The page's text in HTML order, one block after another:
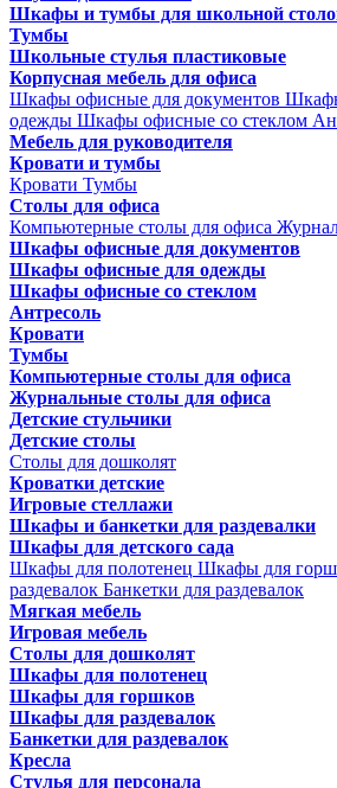
Шкафы и тумбы для школьной
Тумбы
Школьные стулья пластиковые
Корпусная мебель для офиса
Шкафы офисные для документов
одежды Шкафы офисные со стеклом
Мебель для руководителя
Кровати и тумбы
Кровати Тумбы
Столы для офиса
Компьютерные столы для офиса
Шкафы офисные для документов
Шкафы офисные для одежды
Шкафы офисные со стеклом
Антресоль
Кровати
Тумбы
Компьютерные столы для офиса
Журнальные столы для офиса
Детские стульчики
Детские столы
Столы для дошколят
Кроватки детские
Игровые стеллажи
Шкафы и банкетки для раздевалки
Шкафы для детского сада
Шкафы для полотенец Шкафы для
раздевалок Банкетки для раздевалок
Мягкая мебель
Игровая мебель
Столы для дошколят
Шкафы для полотенец
Шкафы для горшков
Шкафы для раздевалок
Банкетки для раздевалок
Кресла
Стулья для персонала